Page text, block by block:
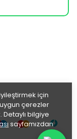
için
çerezler
bilgiye
sayfamızdan